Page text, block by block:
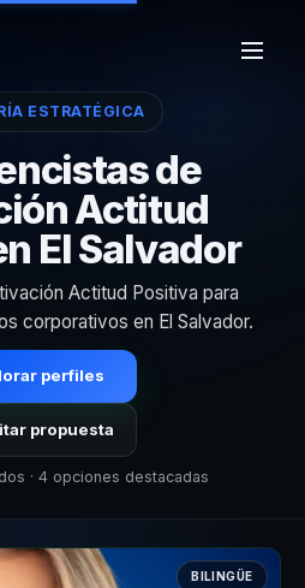
ESTRATÉGICA
de
Actitud
El Salvador
Actitud Positiva para
corporativos en El Salvador.
perfiles
propuesta
· 4 opciones destacadas
BILINGÜE